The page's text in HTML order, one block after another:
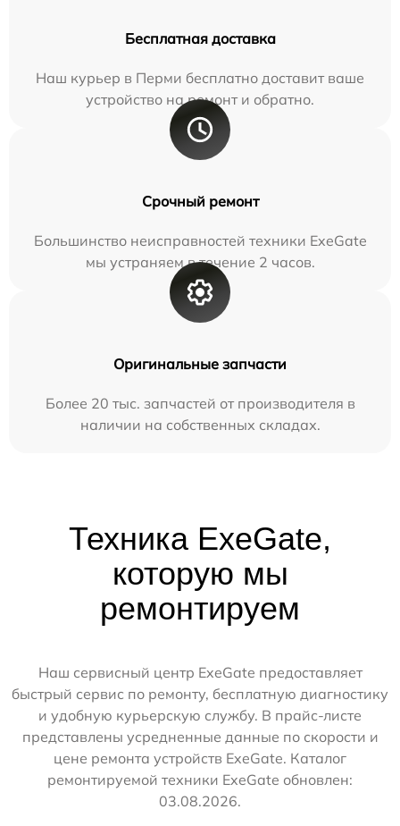
Бесплатная доставка
Наш курьер в Перми бесплатно доставит ваше
устройство на ремонт и обратно.
Срочный ремонт
Большинство неисправностей техники ExeGate
мы устраняем в течение 2 часов.
Оригинальные запчасти
Более 20 тыс. запчастей от производителя в
наличии на собственных складах.
Техника ExeGate,
которую мы
ремонтируем
Наш сервисный центр ExeGate предоставляет
быстрый сервис по ремонту, бесплатную диагностику
и удобную курьерскую службу. В прайс-листе
представлены усредненные данные по скорости и
цене ремонта устройств ExeGate. Каталог
ремонтируемой техники ExeGate обновлен:
03.08.2026.